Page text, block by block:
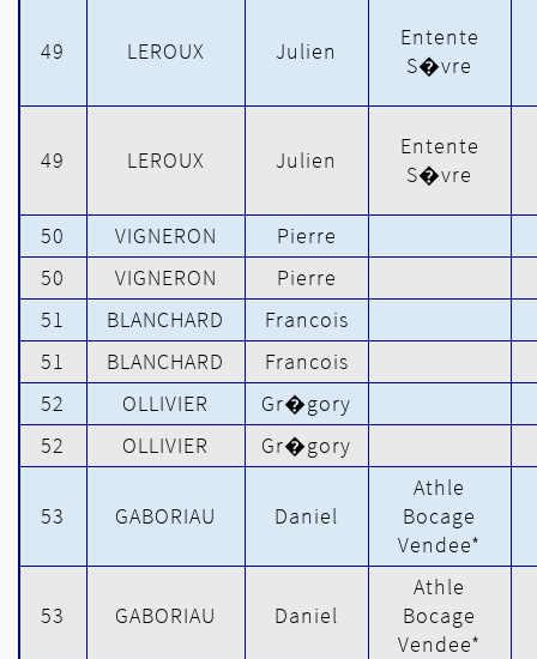
49 LEROUX Julien
Entente
S�vre
49 LEROUX Julien
Entente
S�vre
50 VIGNERON
Pierre
50
VIGNERON
Pierre
51
BLANCHARD
Francois
51
BLANCHARD
Francois
52
OLLIVIER
Gr�gory
52
OLLIVIER Gr�gory
53 GABORIAU Daniel
Athle
Bocage
Vendee*
53 GABORIAU Daniel
Athle
Bocage
Vendee*